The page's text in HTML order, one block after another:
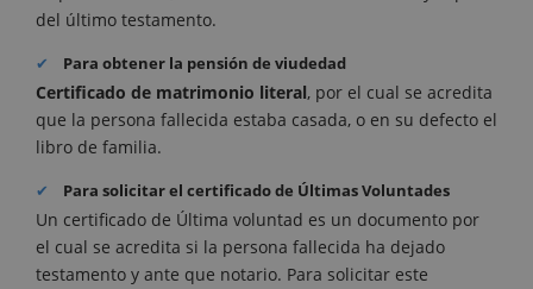
del último testamento.
Para obtener la pensión de viudedad
Certificado de matrimonio literal, por el cual se acredita
que la persona fallecida estaba casada, o en su defecto el
libro de familia.
Para solicitar el certificado de Últimas Voluntades
Un certificado de Última voluntad es un documento por
el cual se acredita si la persona fallecida ha dejado
testamento y ante que notario. Para solicitar este